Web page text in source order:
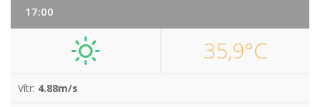
17:00
35,9°C
Vítr: 4.88m/s